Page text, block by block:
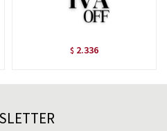
$ 2.336